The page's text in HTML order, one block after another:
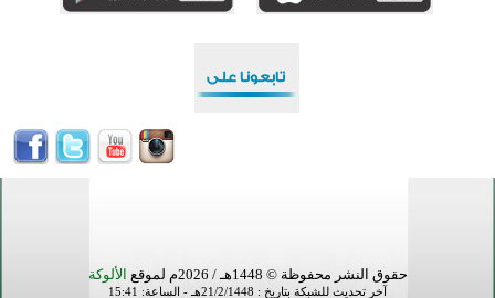
حقوق النشر محفوظة © 1448هـ / 2026م لموقع الألوكة
آخر تحديث للشبكة بتاريخ : 21/2/1448هـ - الساعة: 15:41